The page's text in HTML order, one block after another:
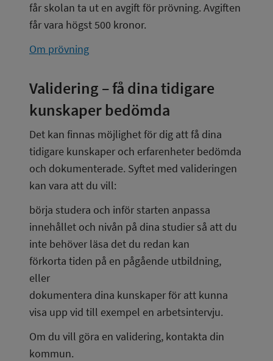
får skolan ta ut en avgift för prövning. Avgiften
får vara högst 500 kronor.
Om prövning
Validering – få dina tidigare
kunskaper bedömda
Det kan finnas möjlighet för dig att få dina
tidigare kunskaper och erfarenheter bedömda
och dokumenterade. Syftet med valideringen
kan vara att du vill:
börja studera och inför starten anpassa
innehållet och nivån på dina studier så att du
inte behöver läsa det du redan kan
förkorta tiden på en pågående utbildning,
eller
dokumentera dina kunskaper för att kunna
visa upp vid till exempel en arbetsintervju.
Om du vill göra en validering, kontakta din
kommun.